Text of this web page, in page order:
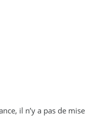
il n’y a pas de mise